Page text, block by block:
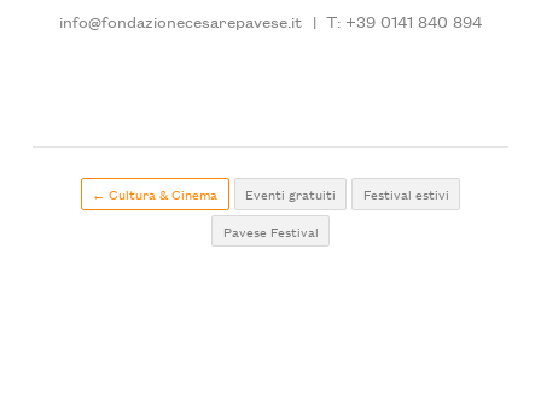
info@fondazionecesarepavese.it | T: +39 0141 840 894
← Cultura & Cinema Eventi gratuiti
Festival estivi
Pavese Festival